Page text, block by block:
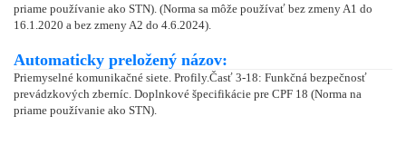
priame používanie ako STN). (Norma sa môže používať bez zmeny A1 do
16.1.2020 a bez zmeny A2 do 4.6.2024).
Automaticky preložený názov:
Priemyselné komunikačné siete. Profily.Časť 3-18: Funkčná bezpečnosť
prevádzkových zberníc. Doplnkové špecifikácie pre CPF 18 (Norma na
priame používanie ako STN).